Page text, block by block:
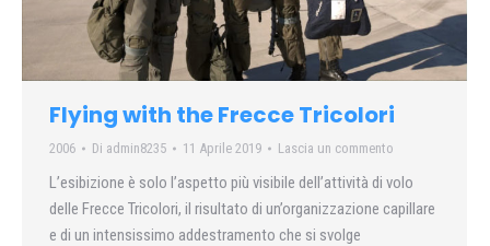
Flying with the Frecce Tricolori
2006 Di admin8235 11 Aprile 2019 Lascia un commento
L’esibizione è solo l’aspetto più visibile dell’attività di volo
delle Frecce Tricolori, il risultato di un’organizzazione capillare
e di un intensissimo addestramento che si svolge